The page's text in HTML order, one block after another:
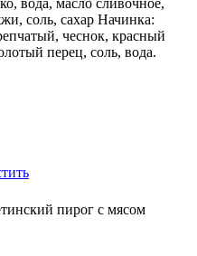
соль, сахар Начинка:
чеснок, красный
перец, соль, вода.
пирог с мясом